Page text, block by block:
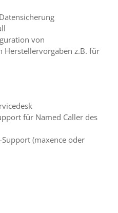
von
Herstellervorgaben z.B. für
für Named Caller des
(maxence oder